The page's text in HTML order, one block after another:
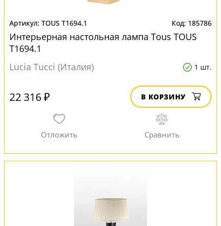
TOUS T1694.1 185786
Интерьерная настольная лампа Tous TOUS
T1694.1
Lucia Tucci (Италия)
1 шт.
22 316 ₽ В КОРЗИНУ